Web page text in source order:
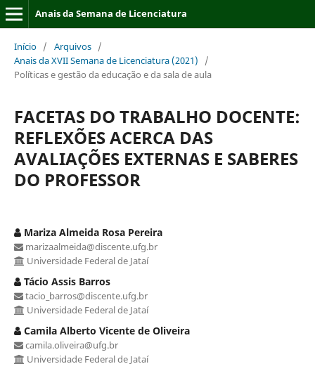
Anais da Semana de Licenciatura
Início / Arquivos /
Anais da XVII Semana de Licenciatura (2021)
/
Políticas e gestão da educação e da sala de aula
FACETAS DO TRABALHO DOCENTE:
REFLEXÕES ACERCA DAS
AVALIAÇÕES EXTERNAS E SABERES
DO PROFESSOR
Mariza Almeida Rosa Pereira
marizaalmeida@discente.ufg.br
Universidade Federal de Jataí
Tácio Assis Barros
tacio_barros@discente.ufg.br
Universidade Federal de Jataí
Camila Alberto Vicente de Oliveira
camila.oliveira@ufg.br
Universidade Federal de Jataí